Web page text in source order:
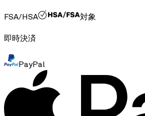
FSA/HSA 対象
即時決済
PayPal